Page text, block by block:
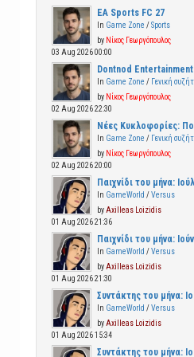
EA Sports FC 27
In Game Zone /Sports
by Νίκος Γεωργόπουλος
03 Aug 2026 00:00
Dontnod
In Game Zone / Γενική
by Νίκος Γεωργόπουλος
02 Aug 2026 22:30
Νέες Κυκλοφορίες:
In Game Zone / Γενική
by Νίκος Γεωργόπουλος
02 Aug 2026 20:00
Παιχνίδι του μήνα:
In GameWorld /Versus
by Axilleas Loizidis
01 Aug 2026 21:36
Παιχνίδι του μήνα:
In GameWorld /Versus
by Axilleas Loizidis
01 Aug 2026 21:30
Συντάκτης του μήνα:
In GameWorld /Versus
by Axilleas Loizidis
01 Aug 2026 15:34
Συντάκτης του μήνα: